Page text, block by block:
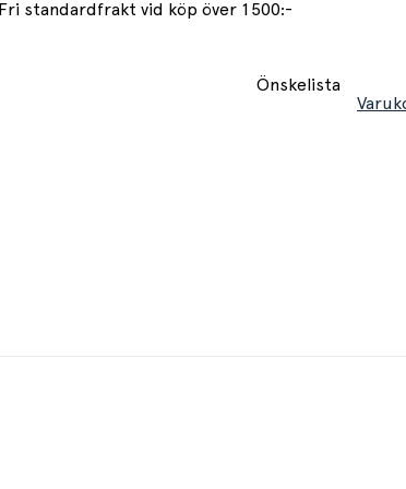
Fri standardfrakt vid köp över 1500:-
Önskelista